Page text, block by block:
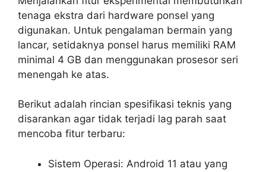
tenaga ekstra dari hardware ponsel yang
digunakan. Untuk pengalaman bermain yang
lancar, setidaknya ponsel harus memiliki RAM
minimal 4 GB dan menggunakan prosesor seri
menengah ke atas.
Berikut adalah rincian spesifikasi teknis yang
disarankan agar tidak terjadi lag parah saat
mencoba fitur terbaru:
Sistem Operasi: Android 11 atau yang